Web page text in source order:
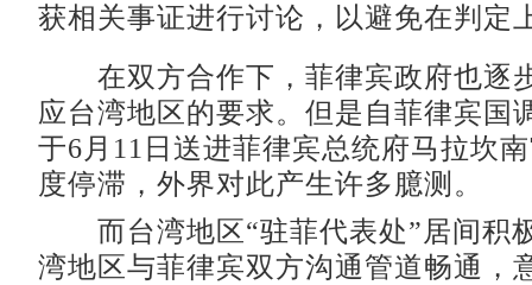
获相关事证进行讨论，以避免在判定
在双方合作下，菲律宾政府也逐
应台湾地区的要求。但是自菲律宾国
于6月11日送进菲律宾总统府马拉坎
度停滞，外界对此产生许多臆测。
而台湾地区“驻菲代表处”居间积
湾地区与菲律宾双方沟通管道畅通，